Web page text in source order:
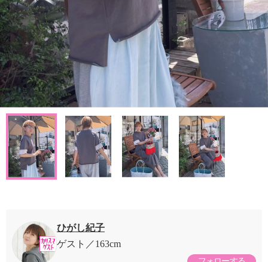
ひがし紀子
ゲスト
163cm